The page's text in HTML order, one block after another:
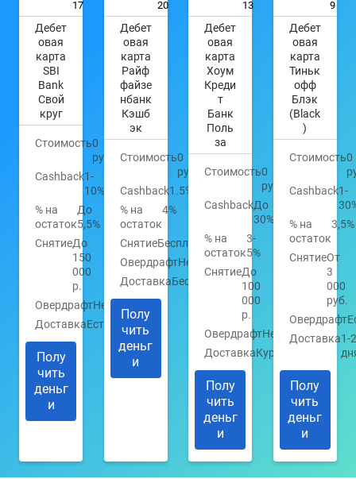
17
Дебет
овая
карта
SBI
Bank
Свой
круг
Стоимость0
руб.
Cashback1-
10%
% на
остаток
До
5,5%
СнятиеДо
150
000
р.
ОвердрафтНет
ДоставкаЕсть
Полу
чить
деньг
и
20
Дебет
овая
карта
Райф
файзе
нбанк
Кэшб
эк
Стоимость0
руб.
Cashback1.5%
% на
остаток
4%
СнятиеБесплатно
ОвердрафтНет
ДоставкаБесплатно
Полу
чить
деньг
и
13
Дебет
овая
карта
Хоум
Креди
т
Банк
Поль
за
Стоимость0
руб.
CashbackДо
30%
% на
остаток
3-
5%
СнятиеДо
100
000
р.
ОвердрафтНет
ДоставкаКурьером
Полу
чить
деньг
и
9
Дебет
овая
карта
Тиньк
офф
Блэк
(Black
)
Стоимость0
Cashback1-
% на
остаток
3,5%
СнятиеОт
3
000
руб.
Овердрафт
Доставка1-2
Полу
чить
деньг
и